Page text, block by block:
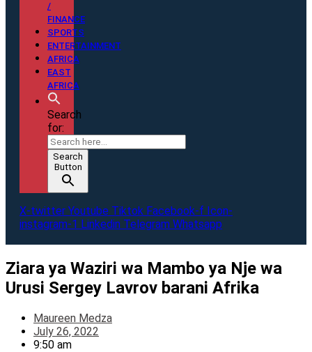
/
FINANCE
SPORTS
ENTERTAINMENT
AFRICA
EAST
AFRICA
Search
for:
Search
Button
X-twitter Youtube Tiktok Facebook-f Icon-
instagram-1 Linkedin Telegram Whatsapp
Ziara ya Waziri wa Mambo ya Nje wa
Urusi Sergey Lavrov barani Afrika
Maureen Medza
July 26, 2022
9:50 am